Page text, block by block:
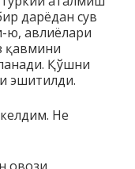
дарёдан сув
ю, авлиёлари
қавмини
Қўшни
эшитилди.
Не